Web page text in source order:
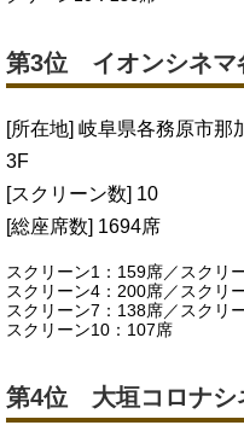
第3位 イオンシネマ
[所在地] 岐阜県各務原市那
3F
[スクリーン数] 10
[総座席数] 1694席
スクリーン1：159席／スクリ
スクリーン4：200席／スクリ
スクリーン7：138席／スクリ
スクリーン10：107席
第4位 大垣コロナシ